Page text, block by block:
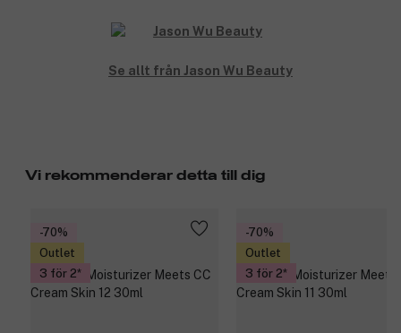
Se allt från Jason Wu Beauty
Vi rekommenderar detta till dig
-70%
Outlet
3 för 2
-70%
Outlet
3 för 2